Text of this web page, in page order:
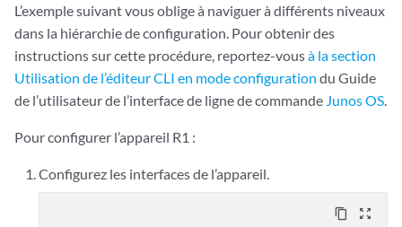
L’exemple suivant vous oblige à naviguer à différents niveaux
dans la hiérarchie de configuration. Pour obtenir des
instructions sur cette procédure, reportez-vousà la section
Utilisation de l’éditeur CLI en mode configuration du Guide
de l’utilisateur de l’interface de ligne de commande Junos OS.
Pour configurer l’appareil R1 :
Configurez les interfaces de l’appareil.
content_copy zoom_out_map